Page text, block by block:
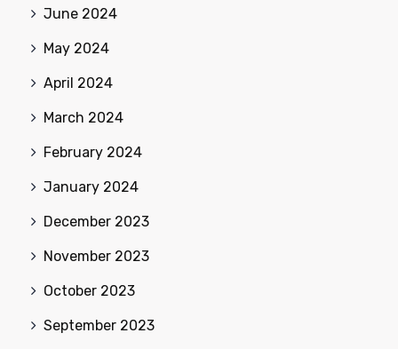
June 2024
May 2024
April 2024
March 2024
February 2024
January 2024
December 2023
November 2023
October 2023
September 2023